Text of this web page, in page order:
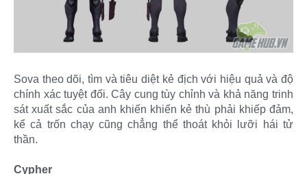
Sova theo dõi, tìm và tiêu diệt kẻ địch với hiệu quả và độ
chính xác tuyệt đối. Cây cung tùy chỉnh và khả năng trinh
sát xuất sắc của anh khiến khiến kẻ thù phải khiếp đảm,
kể cả trốn chạy cũng chẳng thể thoát khỏi lưỡi hái tử
thần.
Cypher